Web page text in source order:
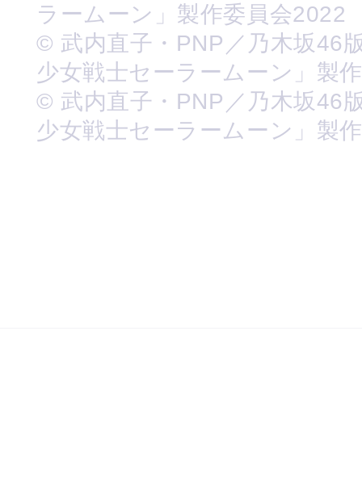
ラームーン」製作委員会2022
© 武内直子・PNP／乃木坂46
少女戦士セーラームーン」製
© 武内直子・PNP／乃木坂46
少女戦士セーラームーン」製